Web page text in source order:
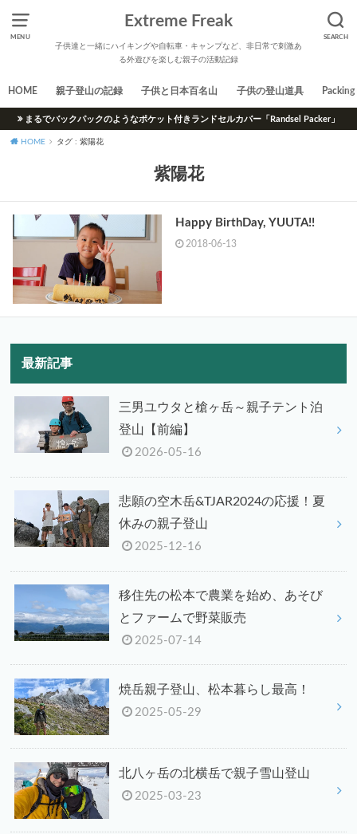
MENU SEARCH
Extreme Freak
子供達と一緒にハイキングや自転車・キャンプなど、非日常で刺激あ
る外遊びを楽しむ親子の活動記録
HOME 親子登山の記録 子供と日本百名山 子供の登山道具 Packing
まるでバックパックのようなポケット付きランドセルカバー「Randsel Packer」
HOME タグ : 紫陽花
紫陽花
Happy BirthDay, YUUTA!!
2018-06-13
最新記事
三男ユウタと槍ヶ岳～親子テント泊
登山【前編】
2026-05-16
悲願の空木岳&TJAR2024の応援！夏
休みの親子登山
2025-12-16
移住先の松本で農業を始め、あそび
とファームで野菜販売
2025-07-14
焼岳親子登山、松本暮らし最高！
2025-05-29
北八ヶ岳の北横岳で親子雪山登山
2025-03-23